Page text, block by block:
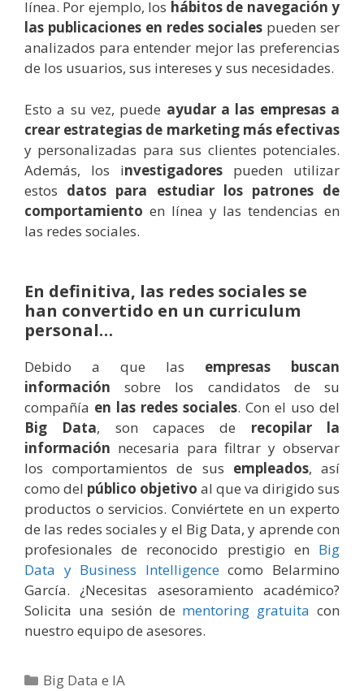
línea. Por ejemplo, los hábitos de navegación y
las publicaciones en redes sociales pueden ser
analizados para entender mejor las preferencias
de los usuarios, sus intereses y sus necesidades.
Esto a su vez, puede ayudar a las empresas a
crear estrategias de marketing más efectivas
y personalizadas para sus clientes potenciales.
Además, los investigadores pueden utilizar
estos datos para estudiar los patrones de
comportamiento en línea y las tendencias en
las redes sociales.
En definitiva, las redes sociales se
han convertido en un curriculum
personal…
Debido a que las empresas buscan
información sobre los candidatos de su
compañía en las redes sociales. Con el uso del
Big Data, son capaces de recopilar la
información necesaria para filtrar y observar
los comportamientos de sus empleados, así
como del público objetivo al que va dirigido sus
productos o servicios. Conviértete en un experto
de las redes sociales y el Big Data, y aprende con
profesionales de reconocido prestigio en Big
Data y Business Intelligencecomo Belarmino
García. ¿Necesitas asesoramiento académico?
Solicita una sesión de mentoring gratuita con
nuestro equipo de asesores.
Categorías
Big Data e IA